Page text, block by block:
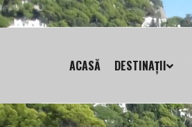
ACASĂ DESTINAȚII